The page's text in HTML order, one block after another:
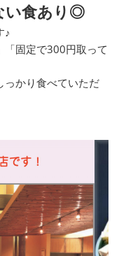
い食あり◎
♪
「固定で300円取って
っかり食べていただ